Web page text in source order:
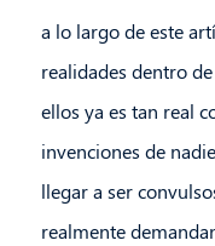
a lo largo de este
realidades dentro
ellos ya es tan real
invenciones de
llegar a ser
realmente